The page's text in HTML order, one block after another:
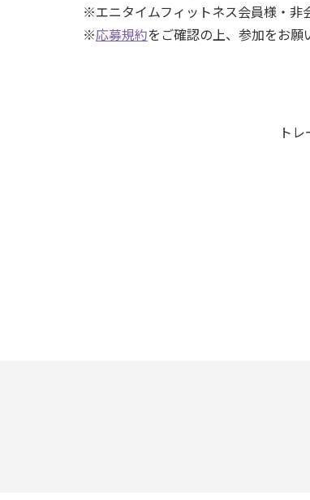
※エニタイムフィットネス会員様・非
※応募規約をご確認の上、参加をお願
ト